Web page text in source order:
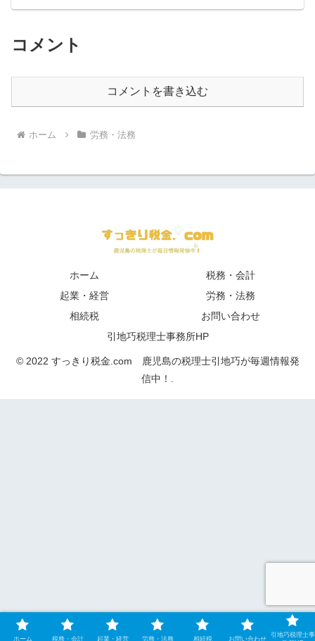
コメント
コメントを書き込む
ホーム 労務・法務
ホーム
税務・会計
起業・経営
労務・法務
相続税
お問い合わせ
引地巧税理士事務所HP
© 2022 すっきり税金.com 鹿児島の税理士引地巧が毎週情報発
信中！.
ホーム 税務・会計 起業・経営 労務・法務 相続税 お問い合わせ
引地巧税理士事